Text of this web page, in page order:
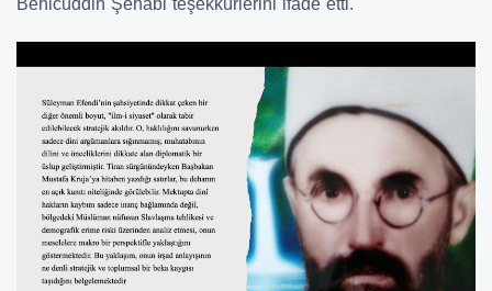
Behicüddin Şehabi teşekkürlerini ifade etti.